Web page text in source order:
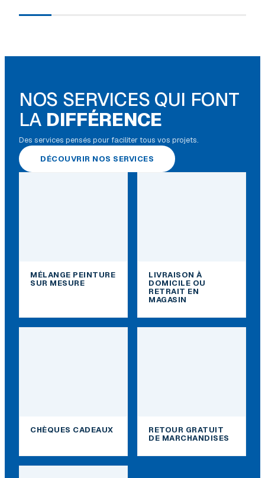
NOS SERVICES QUI FONT
LA DIFFÉRENCE
Des services pensés pour faciliter tous vos projets.
DÉCOUVRIR NOS SERVICES
MÉLANGE PEINTURE
SUR MESURE
LIVRAISON À
DOMICILE OU
RETRAIT EN
MAGASIN
CHÈQUES CADEAUX
RETOUR GRATUIT
DE MARCHANDISES